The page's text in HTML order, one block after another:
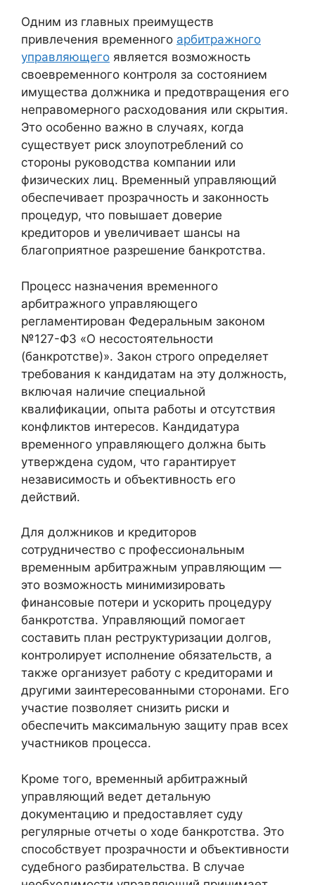
Одним из главных преимуществ
привлечения временного арбитражного
управляющего является возможность
своевременного контроля за состоянием
имущества должника и предотвращения его
неправомерного расходования или скрытия.
Это особенно важно в случаях, когда
существует риск злоупотреблений со
стороны руководства компании или
физических лиц. Временный управляющий
обеспечивает прозрачность и законность
процедур, что повышает доверие
кредиторов и увеличивает шансы на
благоприятное разрешение банкротства.
Процесс назначения временного
арбитражного управляющего
регламентирован Федеральным законом
№127-ФЗ «О несостоятельности
(банкротстве)». Закон строго определяет
требования к кандидатам на эту должность,
включая наличие специальной
квалификации, опыта работы и отсутствия
конфликтов интересов. Кандидатура
временного управляющего должна быть
утверждена судом, что гарантирует
независимость и объективность его
действий.
Для должников и кредиторов
сотрудничество с профессиональным
временным арбитражным управляющим —
это возможность минимизировать
финансовые потери и ускорить процедуру
банкротства. Управляющий помогает
составить план реструктуризации долгов,
контролирует исполнение обязательств, а
также организует работу с кредиторами и
другими заинтересованными сторонами. Его
участие позволяет снизить риски и
обеспечить максимальную защиту прав всех
участников процесса.
Кроме того, временный арбитражный
управляющий ведет детальную
документацию и предоставляет суду
регулярные отчеты о ходе банкротства. Это
способствует прозрачности и объективности
судебного разбирательства. В случае